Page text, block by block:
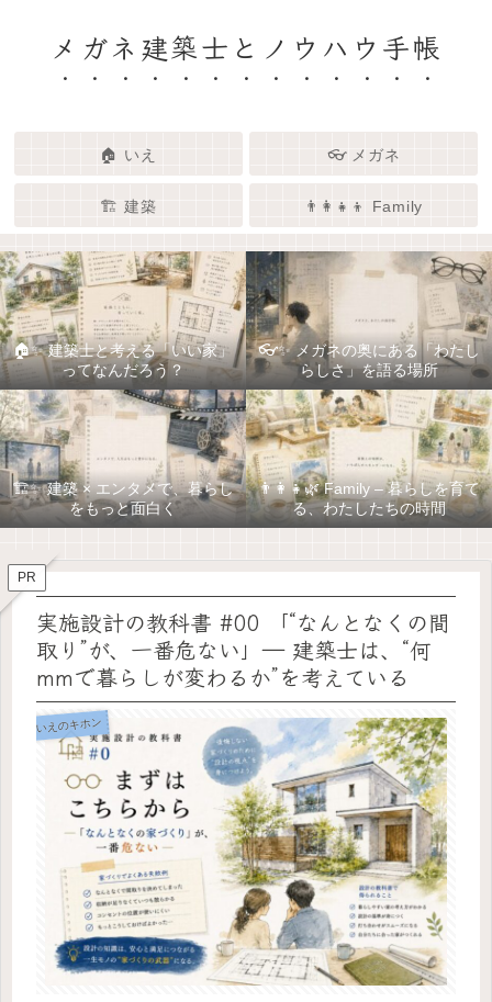
メガネ建築士とノウハウ手帳
🏠 いえ 👓 メガネ
🏗️ 建築 👨‍👩‍👧‍👦 Family
🏠✨ 建築士と考える「いい家」
ってなんだろう？
👓✨ メガネの奥にある「わたし
らしさ」を語る場所
🏗️✨ 建築 × エンタメで、暮らし
をもっと面白く
👨‍👩‍👧🌿 Family – 暮らしを育て
る、わたしたちの時間
PR
実施設計の教科書 #00 「“なんとなくの間
取り”が、一番危ない」― 建築士は、“何
mmで暮らしが変わるか”を考えている
いえのキホン